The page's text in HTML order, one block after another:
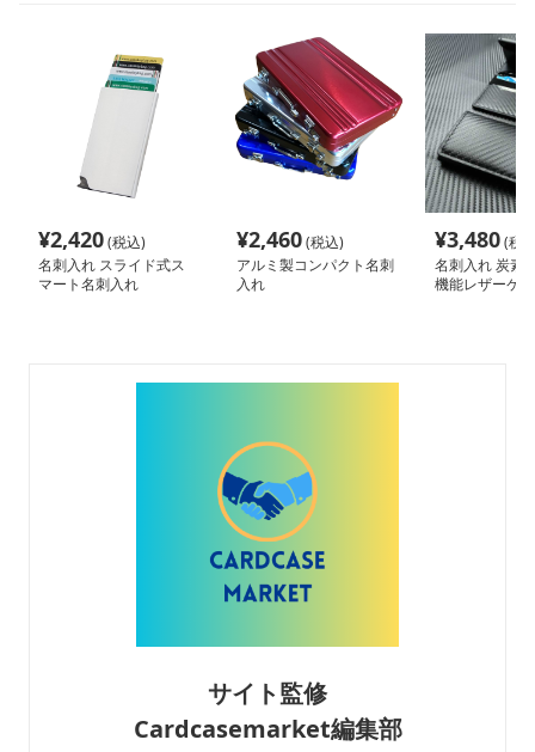
¥2,420(税込)
名刺入れ スライド式ス
マート名刺入れ
¥2,460(税込)
アルミ製コンパクト名刺
入れ
¥3,480(税
名刺入れ 炭素
機能レザーケ
サイト監修
Cardcasemarket編集部